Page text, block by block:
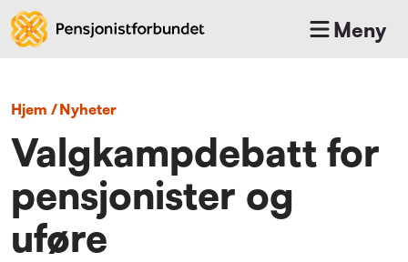
Meny
Hjem / nyheter
Valgkampdebatt for
pensjonister og
uføre